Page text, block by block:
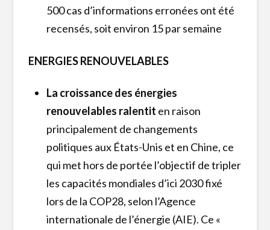
500 cas d’informations erronées ont été
recensés, soit environ 15 par semaine
ENERGIES RENOUVELABLES
La croissance des énergies
renouvelables ralentit en raison
principalement de changements
politiques aux États-Unis et en Chine, ce
qui met hors de portée l’objectif de tripler
les capacités mondiales d’ici 2030 fixé
lors de la COP28, selon l’Agence
internationale de l’énergie (AIE). Ce «